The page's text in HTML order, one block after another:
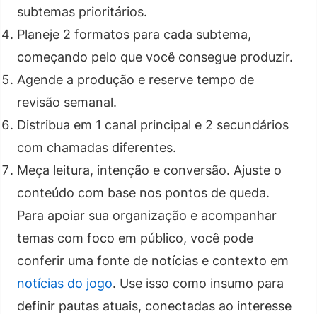
subtemas prioritários.
Planeje 2 formatos para cada subtema,
começando pelo que você consegue produzir.
Agende a produção e reserve tempo de
revisão semanal.
Distribua em 1 canal principal e 2 secundários
com chamadas diferentes.
Meça leitura, intenção e conversão. Ajuste o
conteúdo com base nos pontos de queda.
Para apoiar sua organização e acompanhar
temas com foco em público, você pode
conferir uma fonte de notícias e contexto em
notícias do jogo. Use isso como insumo para
definir pautas atuais, conectadas ao interesse